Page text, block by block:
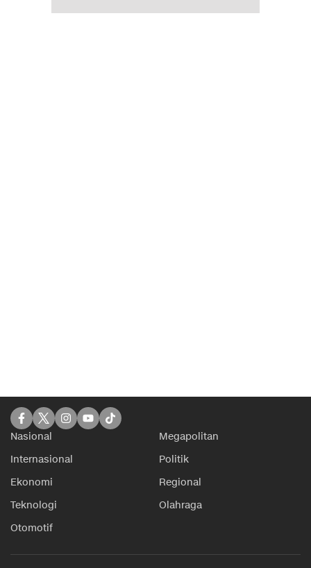
Nasional
Megapolitan
Internasional
Politik
Ekonomi
Regional
Teknologi
Olahraga
Otomotif